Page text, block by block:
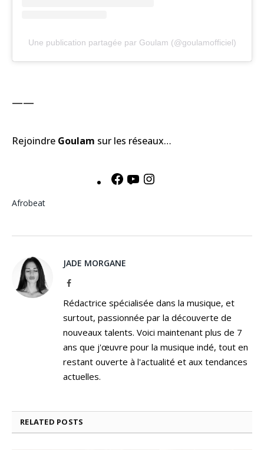
Une publication partagée par Goulam (@goulamofficiel)
——
Rejoindre Goulam sur les réseaux…
Facebook
YouTube
Afrobeat
JADE MORGANE
Facebook
Rédactrice spécialisée dans la musique, et
surtout, passionnée par la découverte de
nouveaux talents. Voici maintenant plus de 7
ans que j'œuvre pour la musique indé, tout en
restant ouverte à l'actualité et aux tendances
actuelles.
RELATED POSTS